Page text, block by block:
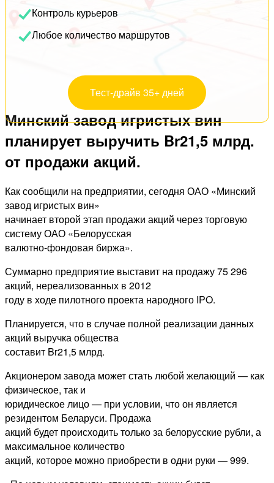
Контроль курьеров
Любое количество маршрутов
Тест-драйв 35+ дней
Минский завод игристых вин
планирует выручить Br21,5 млрд.
от продажи акций.
Как сообщили на предприятии, сегодня ОАО «Минский
завод игристых вин»
начинает второй этап продажи акций через торговую
систему ОАО «Белорусская
валютно-фондовая биржа».
Суммарно предприятие выставит на продажу 75 296
акций, нереализованных в 2012
году в ходе пилотного проекта народного IPO.
Планируется, что в случае полной реализации данных
акций выручка общества
составит Br21,5 млрд.
Акционером завода может стать любой желающий — как
физическое, так и
юридическое лицо — при условии, что он является
резидентом Беларуси. Продажа
акций будет происходить только за белорусские рубли, а
максимальное количество
акций, которое можно приобрести в одни руки — 999.